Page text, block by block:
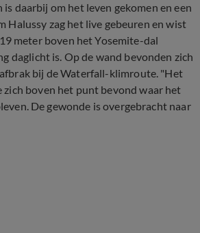
daarbij om het leven gekomen en een
Halussy zag het live gebeuren en wist
meter boven het Yosemite-dal
daglicht is. Op de wand bevonden zich
bij de Waterfall-klimroute. "Het
zich boven het punt bevond waar het
De gewonde is overgebracht naar